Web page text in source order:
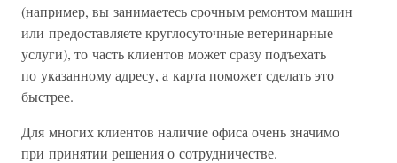
(например, вы занимаетесь срочным ремонтом машин
или предоставляете круглосуточные ветеринарные
услуги), то часть клиентов может сразу подъехать
по указанному адресу, а карта поможет сделать это
быстрее.
Для многих клиентов наличие офиса очень значимо
при принятии решения о сотрудничестве.